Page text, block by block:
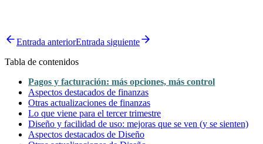
Entrada anteriorEntrada siguiente
Tabla de contenidos
Pagos y facturación: más opciones, más control
Aspectos destacados de finanzas
Otras actualizaciones de finanzas
Lo que viene para el tercer trimestre
Diseño y facilidad de uso: mejoras que se ven (y se sienten)
Aspectos destacados de Diseño